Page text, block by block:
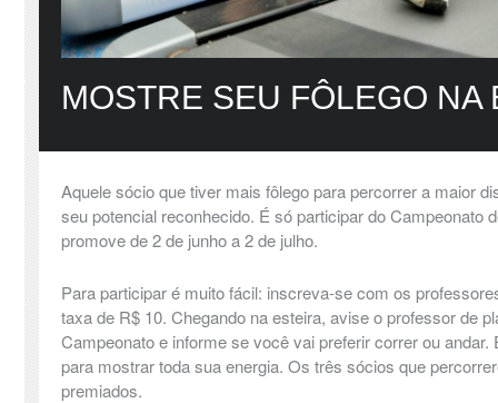
MOSTRE SEU FÔLEGO NA
Aquele sócio que tiver mais fôlego para percorrer a maior
seu potencial reconhecido. É só participar do Campeonato
promove de 2 de junho a 2 de julho.
Para participar é muito fácil: inscreva-se com os
taxa de R$ 10. Chegando na esteira, avise o professor de
Campeonato e informe se você vai preferir correr ou
para mostrar toda sua energia. Os três sócios que
premiados.